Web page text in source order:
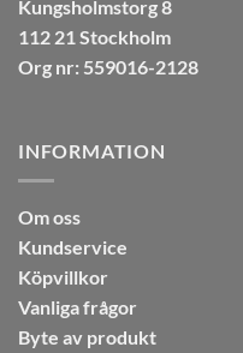
Kungsholmstorg 8
112 21 Stockholm
Org nr: 559016-2128
INFORMATION
Om oss
Kundservice
Köpvillkor
Vanliga frågor
Byte av produkt